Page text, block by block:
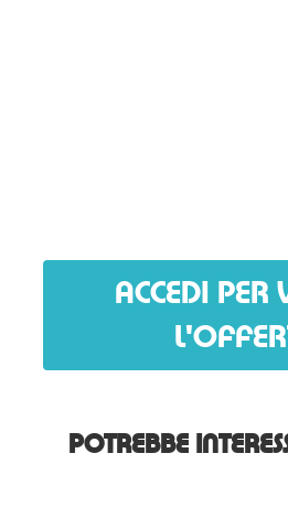
ACCEDI PER
POTREBBE